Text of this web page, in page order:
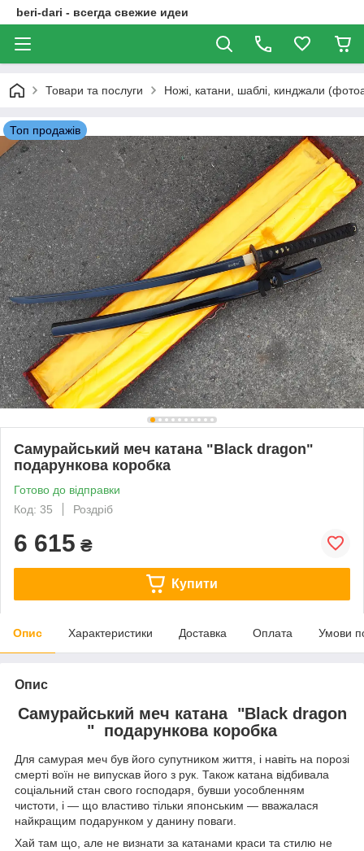
beri-dari - всегда свежие идеи
Товари та послуги Ножі, катани, шаблі, кинджали
Топ продажів
Самурайський меч катана "Black dragon"
подарункова коробка
Готово до відправки
Код: 35
Роздріб
6 615 ₴
Купити
Опис Характеристики Доставка Оплата Умови
Опис
Самурайський меч катана "Black dragon
" подарункова коробка
Для самурая меч був його супутником життя, і навіть на порозі
смерті воїн не випускав його з рук. Також катана відбивала
соціальний стан свого господаря, бувши уособленням
чистоти, і — що властиво тільки японським — вважалася
найкращим подарунком у данину поваги.
Хай там що, але не визнати за катанами краси та стилю не